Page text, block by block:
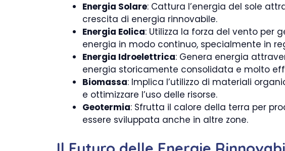
Energia Solare: Cattura l’energia del sole
crescita di energia rinnovabile.
Energia Eolica: Utilizza la forza del vento per
energia in modo continuo, specialmente in
Energia Idroelettrica: Genera energia
energia storicamente consolidata e molto
Biomassa: Implica l’utilizzo di materiali
e ottimizzare l’uso delle risorse.
Geotermia: Sfrutta il calore della terra per
essere sviluppata anche in altre zone.